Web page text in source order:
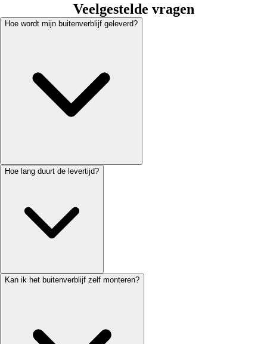
Veelgestelde vragen
Hoe wordt mijn buitenverblijf geleverd?
Hoe lang duurt de levertijd?
Kan ik het buitenverblijf zelf monteren?